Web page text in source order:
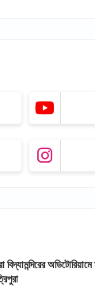
বিদ্যামন্দিরের